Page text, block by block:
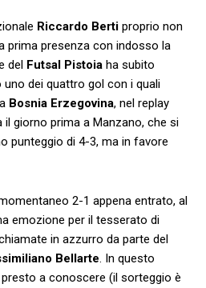
Riccardo Berti proprio non
prima presenza con indosso la
del Futsal Pistoia ha subito
dei quattro gol con i quali
Bosnia Erzegovina, nel replay
il giorno prima a Manzano, che si
punteggio di 4-3, ma in favore
2-1 appena entrato, al
emozione per il tesserato di
in azzurro da parte del
Bellarte. In questo
a conoscere (il sorteggio è